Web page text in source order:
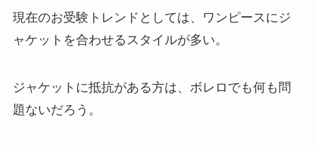
現在のお受験トレンドとしては、ワンピースにジ
ャケットを合わせるスタイルが多い。
ジャケットに抵抗がある方は、ボレロでも何も問
題ないだろう。